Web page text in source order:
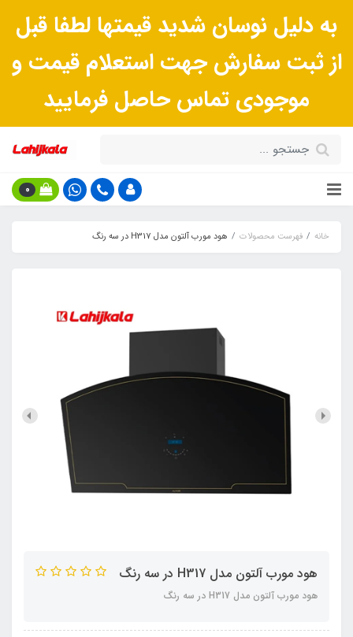
به دلیل نوسان شدید قیمتها لطفا قبل
از ثبت سفارش جهت استعلام قیمت و
موجودی تماس حاصل فرمایید
0
خانه فهرست محصولات هود مورب آلتون مدل H317 در سه رنگ
هود مورب آلتون مدل H317 در سه رنگ
هود مورب آلتون مدل H317 در سه رنگ